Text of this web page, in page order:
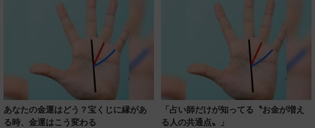
あなたの金運はどう？宝くじに縁があ
る時、金運はこう変わる
「占い師だけが知ってる〝お金が増え
る人の共通点〟」